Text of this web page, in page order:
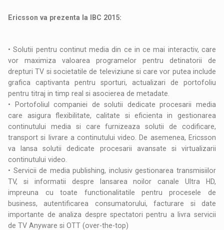
Ericsson va prezenta la IBC 2015:
• Solutii pentru continut media din ce in ce mai interactiv, care
vor maximiza valoarea programelor pentru detinatorii de
drepturi TV si societatile de televiziune si care vor putea include
grafica captivanta pentru sporturi, actualizari de portofoliu
pentru titraj in timp real si asocierea de metadate.
• Portofoliul companiei de solutii dedicate procesarii media
care asigura flexibilitate, calitate si eficienta in gestionarea
continutului media si care furnizeaza solutii de codificare,
transport si livrare a continutului video. De asemenea, Ericsson
va lansa solutii dedicate procesarii avansate si virtualizarii
continutului video.
• Servicii de media publishing, inclusiv gestionarea transmisiilor
TV, si informatii despre lansarea noilor canale Ultra HD,
impreuna cu toate functionalitatile pentru procesele de
business, autentificarea consumatorului, facturare si date
importante de analiza despre spectatori pentru a livra servicii
de TV Anyware si OTT (over-the-top)